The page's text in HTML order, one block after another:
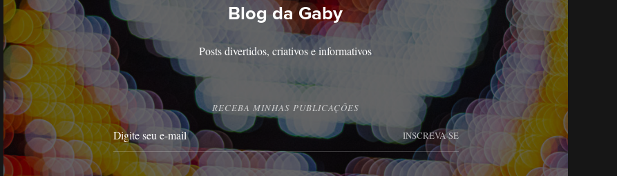
Blog da Gaby
Posts divertidos, criativos e informativos
RECEBA MINHAS PUBLICAÇÕES
INSCREVA-SE